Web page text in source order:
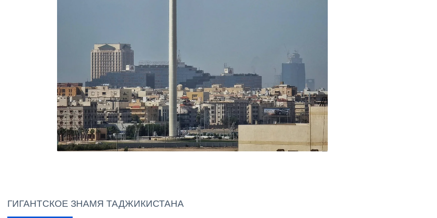
ГИГАНТСКОЕ ЗНАМЯ ТАДЖИКИСТАНА